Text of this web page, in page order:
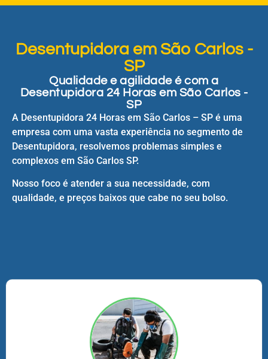
Desentupidora em São Carlos -
SP
Qualidade e agilidade é com a
Desentupidora 24 Horas em São Carlos -
SP
A Desentupidora 24 Horas em São Carlos – SP é uma
empresa com uma vasta experiência no segmento de
Desentupidora, resolvemos problemas simples e
complexos em São Carlos SP.
Nosso foco é atender a sua necessidade, com
qualidade, e preços baixos que cabe no seu bolso.